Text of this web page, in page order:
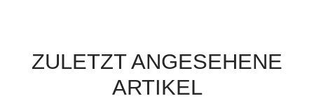
ZULETZT ANGESEHENE
ARTIKEL